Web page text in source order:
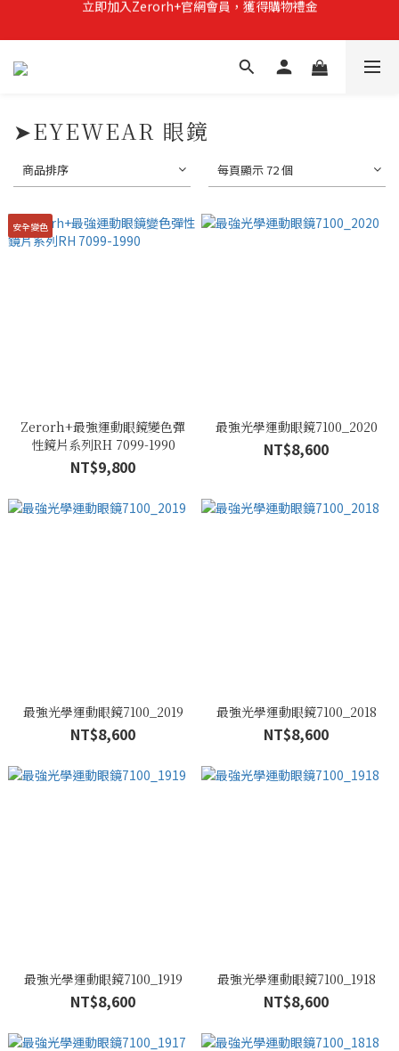
立即加入Zerorh+官網會員，獲得購物禮金
➤EYEWEAR 眼鏡
商品排序 每頁顯示 72 個
安全變色
Zerorh+最強運動眼鏡變色彈
性鏡片系列RH 7099-1990
NT$9,800
最強光學運動眼鏡7100_2020
NT$8,600
最強光學運動眼鏡7100_2019
NT$8,600
最強光學運動眼鏡7100_2018
NT$8,600
最強光學運動眼鏡7100_1919
NT$8,600
最強光學運動眼鏡7100_1918
NT$8,600